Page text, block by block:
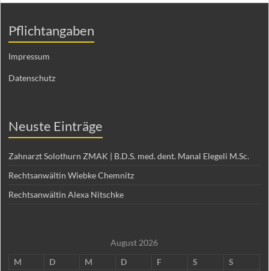
Pflichtangaben
Impressum
Datenschutz
Neuste Einträge
Zahnarzt Solothurn ZMAK | B.D.S. med. dent. Manal Elegeli M.Sc.
Rechtsanwältin Wiebke Chemnitz
Rechtsanwältin Alexa Nitschke
August 2026
M
D M D F S
S